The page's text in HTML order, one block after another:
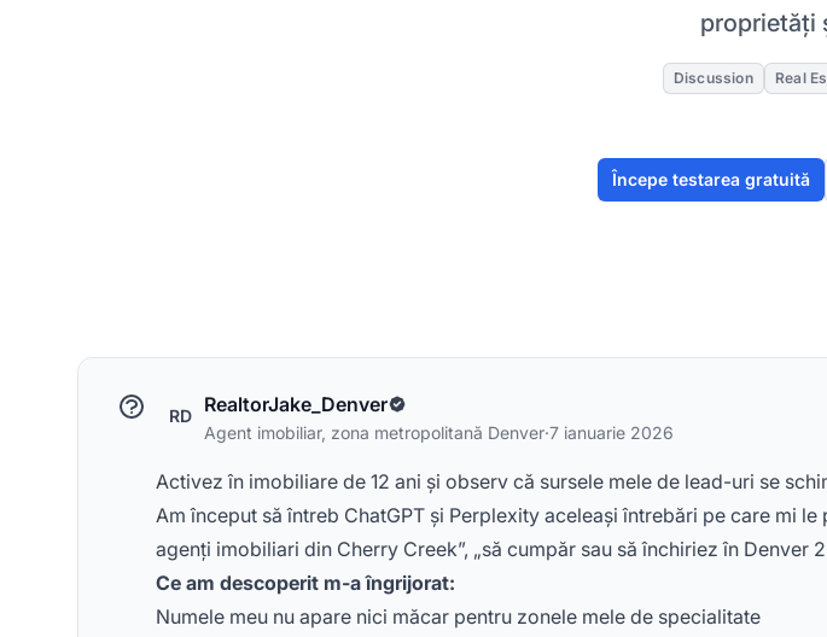
proprietăți
Discussion Real
Începe testarea gratuită
RD RealtorJake_Denver
Agent imobiliar, zona metropolitană Denver·7 ianuarie 2026
Activez în imobiliare de 12 ani și observ că sursele mele de lead-uri se
Am început să întreb ChatGPT și Perplexity aceleași întrebări pe care mi
agenți imobiliari din Cherry Creek”, „să cumpăr sau să închiriez în Denver
Ce am descoperit m-a îngrijorat:
Numele meu nu apare nici măcar pentru zonele mele de specialitate